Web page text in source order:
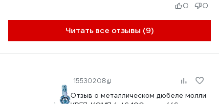
Читать все отзывы (9)
0 0
15530208
Отзыв о металлическом дюбеле молли